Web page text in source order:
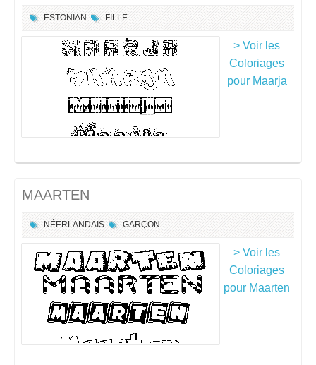
ESTONIAN FILLE
> Voir les
Coloriages
pour Maarja
MAARTEN
NÉERLANDAIS GARÇON
> Voir les
Coloriages
pour Maarten